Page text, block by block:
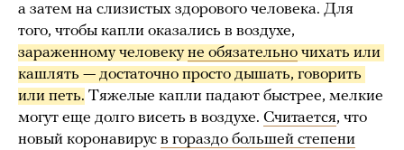
а затем на слизистых здорового человека. Для
того, чтобы капли оказались в воздухе,
зараженному человеку не обязательно чихать или
кашлять — достаточно просто дышать, говорить
или петь. Тяжелые капли падают быстрее, мелкие
могут еще долго висеть в воздухе. Считается, что
новый коронавирус в гораздо большей степени